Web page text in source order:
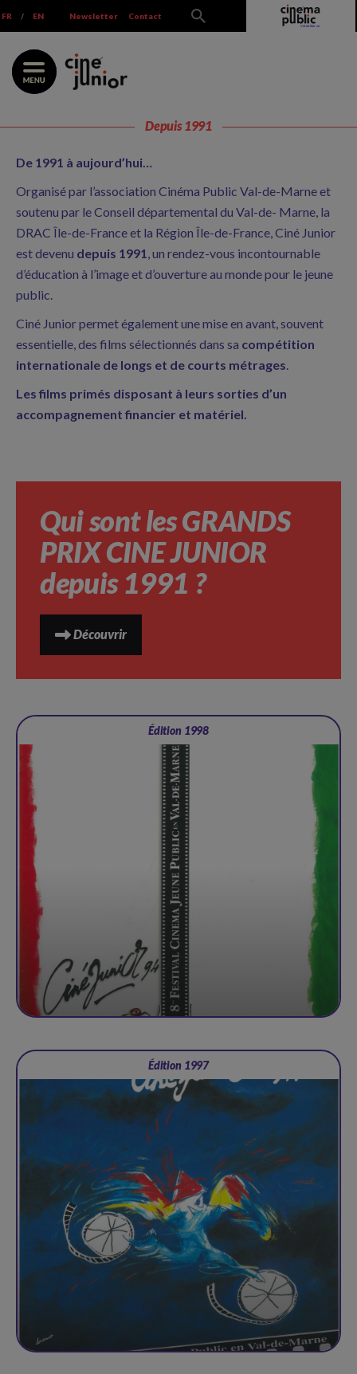
to
content
FR / EN Newsletter Contact
Depuis 1991
De 1991 à aujourd’hui…
Organisé par l’association Cinéma Public Val-de-Marne et
soutenu par le Conseil départemental du Val-de- Marne, la
DRAC Île-de-France et la Région Île-de-France, Ciné Junior
est devenu depuis 1991, un rendez-vous incontournable
d’éducation à l’image et d’ouverture au monde pour le jeune
public.
Ciné Junior permet également une mise en avant, souvent
essentielle, des films sélectionnés dans sa compétition
internationale de longs et de courts métrages.
Les films primés disposant à leurs sorties d’un
accompagnement financier et matériel.
Qui sont les GRANDS
PRIX CINE JUNIOR
depuis 1991 ?
Découvrir
Édition 1998
Édition 1997